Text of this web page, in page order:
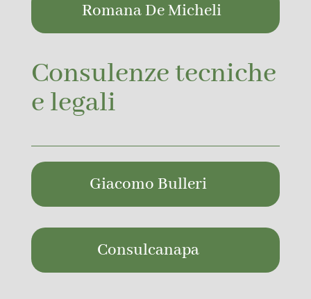
Romana De Micheli
Consulenze tecniche
e legali
Giacomo Bulleri
Consulcanapa